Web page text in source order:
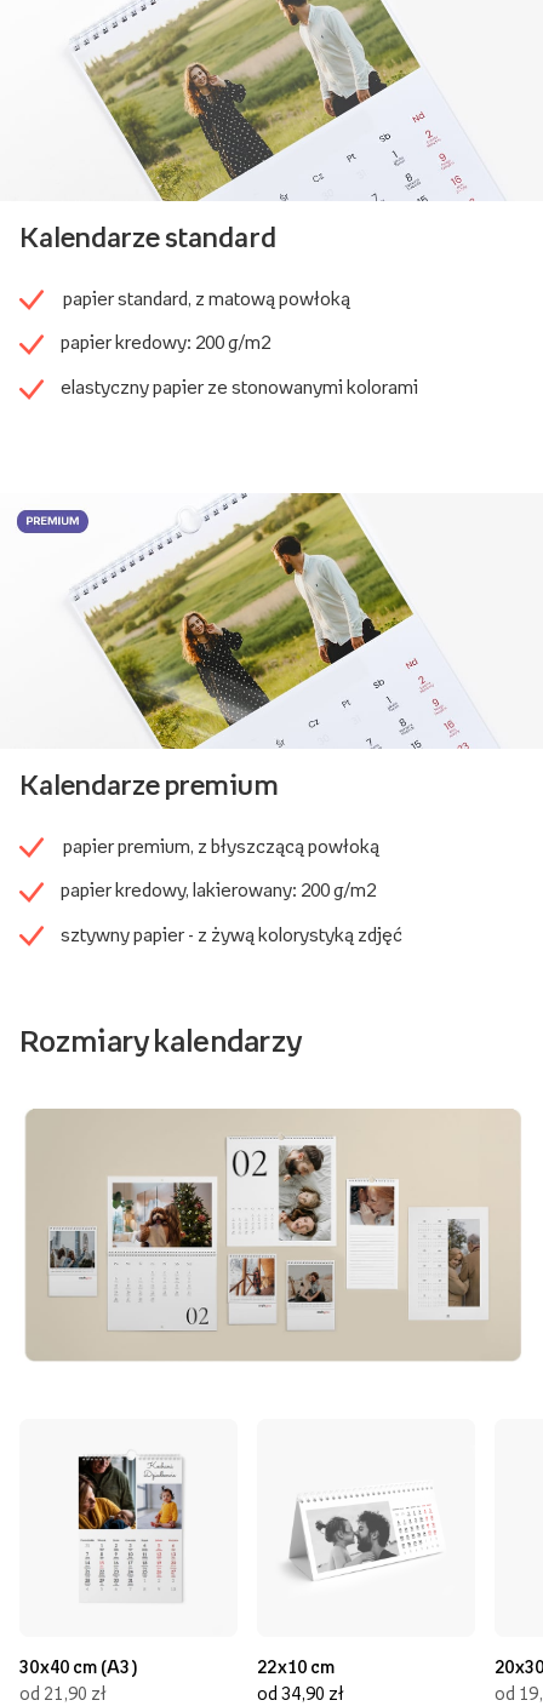
Kalendarze standard
papier standard, z matową powłoką
papier kredowy: 200 g/m2
elastyczny papier ze stonowanymi kolorami
Kalendarze premium
papier premium, z błyszczącą powłoką
papier kredowy, lakierowany: 200 g/m2
sztywny papier - z żywą kolorystyką zdjęć
Rozmiary kalendarzy
30x40 cm (A3)
od 21,90 zł
22x10 cm
od 34,90 zł
od